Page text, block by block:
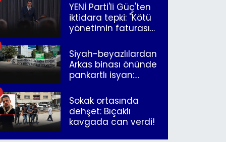
YENİ Parti'li Güç'ten
iktidara tepki: "Kötü
yönetimin faturasını
Siyah-beyazlılardan
Arkas binası önünde
pankartlı isyan:
İzmir"
Sokak ortasında
dehşet: Bıçaklı
kavgada can verdi!